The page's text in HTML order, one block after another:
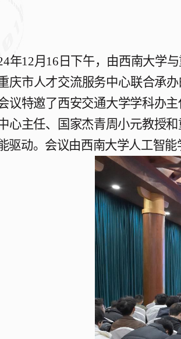
年12月16日下午，由西南大学与
庆市人才交流服务中心联合承
议特邀了西安交通大学学科办主
心主任、国家杰青周小元教授
驱动。会议由西南大学人工智能